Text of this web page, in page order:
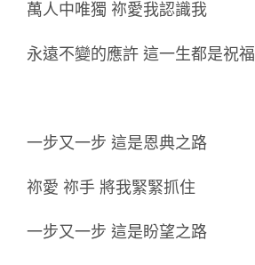
萬人中唯獨 祢愛我認識我
永遠不變的應許 這一生都是祝福
一步又一步 這是恩典之路
祢愛 祢手 將我緊緊抓住
一步又一步 這是盼望之路